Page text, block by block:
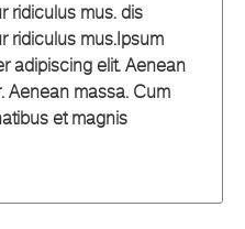
ridiculus mus. dis
ridiculus mus.Ipsum
adipiscing elit. Aenean
Aenean massa. Cum
et magnis